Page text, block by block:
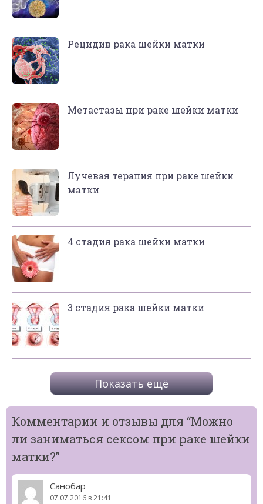
Рецидив рака шейки матки
Метастазы при раке шейки матки
Лучевая терапия при раке шейки
матки
4 стадия рака шейки матки
3 стадия рака шейки матки
Показать ещё
Комментарии и отзывы для “Можно
ли заниматься сексом при раке шейки
матки?”
Санобар
07.07.2016 в 21:41